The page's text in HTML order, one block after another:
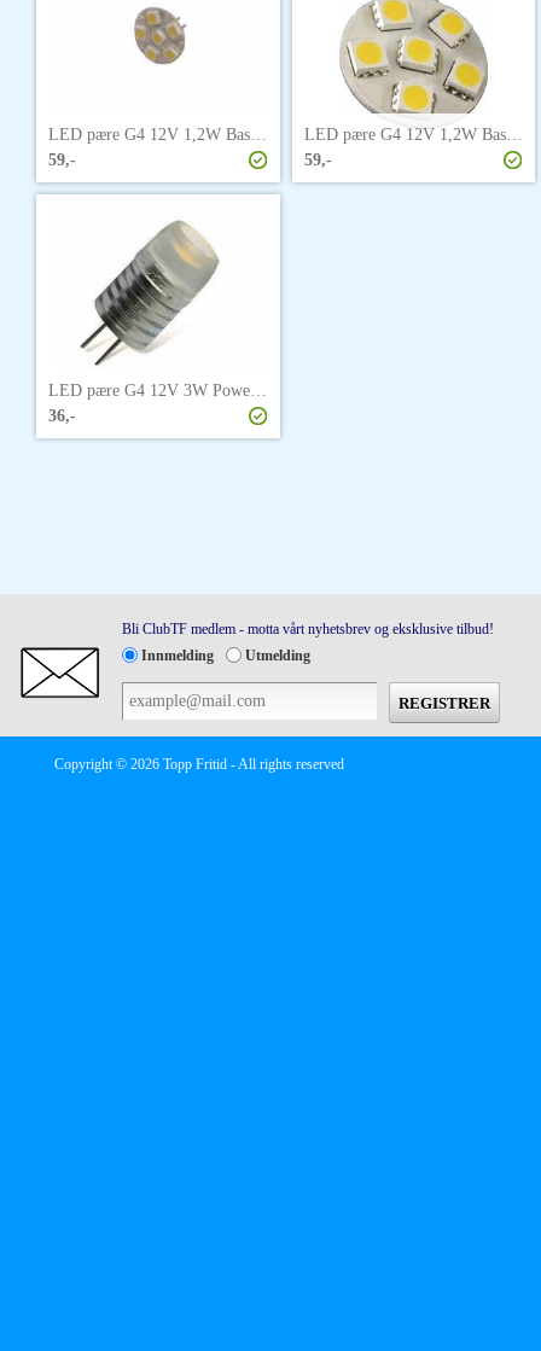
LED pære G4 12V 1,2W Baselite bakfestet
59,-
LED pære G4 12V 1,2W Baselite sidefestet
59,-
LED pære G4 12V 3W Power Led
36,-
Bli ClubTF medlem - motta vårt nyhetsbrev og eksklusive tilbud!
Innmelding
Utmelding
Copyright © 2026 Topp Fritid - All rights reserved